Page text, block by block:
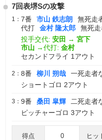
7回表堺Sの攻撃
1： 7番 市山 鉄志朗
無死走
代打
金村 隆太郎
無死
投手交代: 安田 → 宮下
市山 →代打: 金村
セカンドフライ 1アウト
2： 8番 柳川 朔哉
一死走者
ショートゴロ 2アウト
3： 9番 桑田 皐輝
二死走者
ピッチャーゴロ 3アウト
得点 0 ヒッ